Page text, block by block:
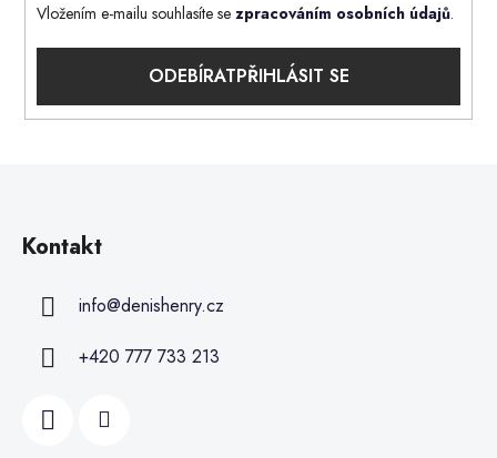
Vložením e-mailu souhlasíte se zpracováním osobních údajů.
PŘIHLÁSIT SE
Kontakt
info@denishenry.cz
+420 777 733 213